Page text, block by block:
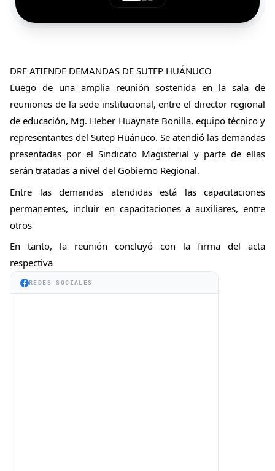
DRE ATIENDE DEMANDAS DE SUTEP HUÁNUCO
Luego de una amplia reunión sostenida en la sala de
reuniones de la sede institucional, entre el director regional
de educación, Mg. Heber Huaynate Bonilla, equipo técnico y
representantes del Sutep Huánuco. Se atendió las demandas
presentadas por el Sindicato Magisterial y parte de ellas
serán tratadas a nivel del Gobierno Regional.
Entre las demandas atendidas está las capacitaciones
permanentes, incluir en capacitaciones a auxiliares, entre
otros
En tanto, la reunión concluyó con la firma del acta
respectiva
REDES SOCIALES